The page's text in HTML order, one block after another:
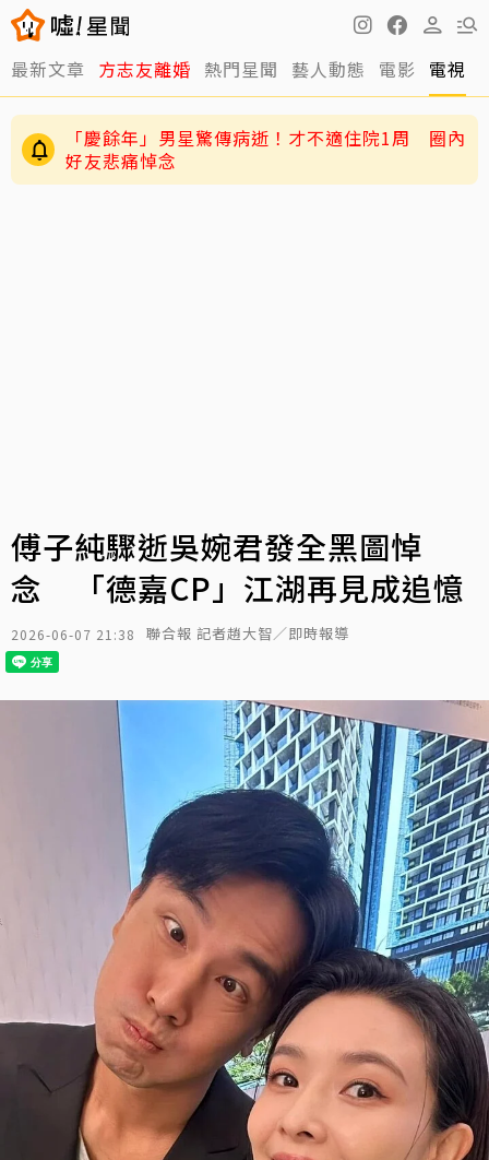
最新文章 方志友離婚 熱門星聞 藝人動態 電影 電視
「慶餘年」男星驚傳病逝！才不適住院1周 圈內
好友悲痛悼念
傅子純驟逝吳婉君發全黑圖悼
念 「德嘉CP」江湖再見成追憶
2026-06-07 21:38 聯合報 記者趙大智／即時報導